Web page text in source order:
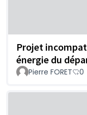
Projet
énergie du
Pierre FORET 0